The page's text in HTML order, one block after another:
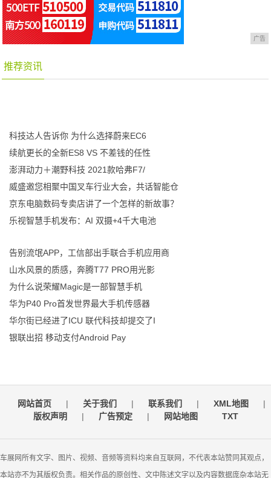
广告
推荐资讯
科技达人告诉你 为什么选择蔚来EC6
续航更长的全新ES8 VS 不差钱的任性
澎湃动力＋潮野科技 2021款哈弗F7/
威盛邀您相聚中国叉车行业大会，共话智能仓
京东电脑数码专卖店讲了一个怎样的新故事？
乐视智慧手机发布：AI 双摄+4千大电池
告别流氓APP，工信部出手联合手机应用商
山水风景的质感，奔腾T77 PRO用光影
为什么说荣耀Magic是一部智慧手机
华为P40 Pro首发世界最大手机传感器
华尔街已经进了ICU 联代科技却提交了I
银联出招 移动支付Android Pay
网站首页 | 关于我们 | 联系我们 | XML地图
|
版权声明
| 广告预定 | 网站地图 TXT
车展网所有文字、图片、视频、音频等资料均来自互联网，不代表本站赞同其观点，
本站亦不为其版权负责。相关作品的原创性、文中陈述文字以及内容数据庞杂本站无